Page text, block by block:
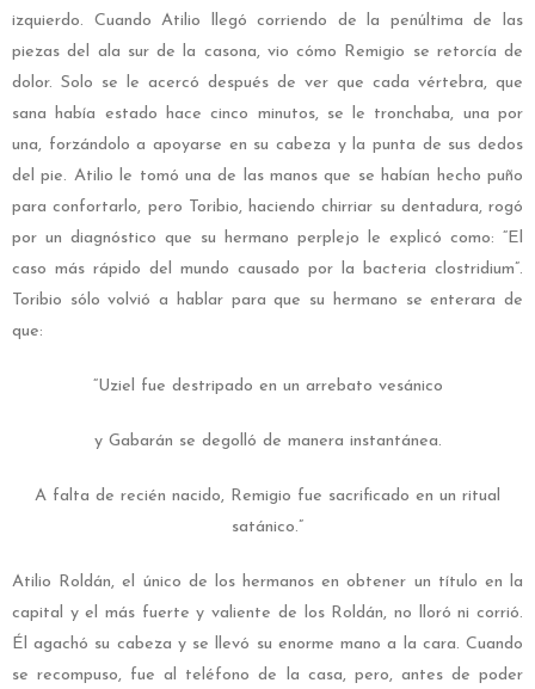
izquierdo. Cuando Atilio llegó corriendo de la penúltima de las
piezas del ala sur de la casona, vio cómo Remigio se retorcía de
dolor. Solo se le acercó después de ver que cada vértebra, que
sana había estado hace cinco minutos, se le tronchaba, una por
una, forzándolo a apoyarse en su cabeza y la punta de sus dedos
del pie. Atilio le tomó una de las manos que se habían hecho puño
para confortarlo, pero Toribio, haciendo chirriar su dentadura, rogó
por un diagnóstico que su hermano perplejo le explicó como: “El
caso más rápido del mundo causado por la bacteria clostridium”.
Toribio sólo volvió a hablar para que su hermano se enterara de
que:
“Uziel fue destripado en un arrebato vesánico
y Gabarán se degolló de manera instantánea.
A falta de recién nacido, Remigio fue sacrificado en un ritual
satánico.”
Atilio Roldán, el único de los hermanos en obtener un título en la
capital y el más fuerte y valiente de los Roldán, no lloró ni corrió.
Él agachó su cabeza y se llevó su enorme mano a la cara. Cuando
se recompuso, fue al teléfono de la casa, pero, antes de poder